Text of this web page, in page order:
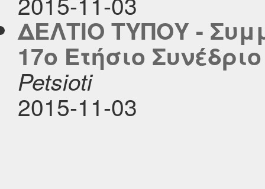
ΔΕΛΤΙΟ ΤΥΠΟΥ -
17ο Ετήσιο
Petsioti
2015-11-03